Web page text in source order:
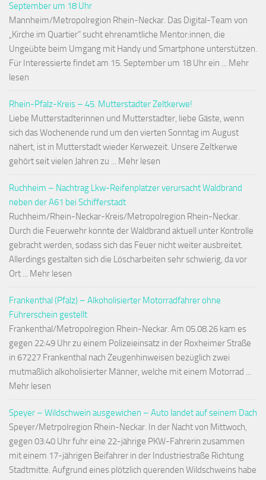
September um 18 Uhr
Mannheim/Metropolregion Rhein-Neckar. Das Digital-Team von
„Kirche im Quartier“ sucht ehrenamtliche Mentor:innen, die
Ungeübte beim Umgang mit Handy und Smartphone unterstützen.
Für Interessierte findet am 15. September um 18 Uhr ein ... Mehr
lesen
Rhein-Pfalz-Kreis – 45. Mutterstadter Zeltkerwe!
Liebe Mutterstadterinnen und Mutterstadter, liebe Gäste, wenn
sich das Wochenende rund um den vierten Sonntag im August
nähert, ist in Mutterstadt wieder Kerwezeit. Unsere Zeltkerwe
gehört seit vielen Jahren zu ... Mehr lesen
Ruchheim – Nachtrag Lkw-Reifenplatzer verursacht Waldbrand
neben der A61 bei Schifferstadt
Ruchheim/Rhein-Neckar-Kreis/Metropolregion Rhein-Neckar.
Durch die Feuerwehr konnte der Waldbrand aktuell unter Kontrolle
gebracht werden, sodass sich das Feuer nicht weiter ausbreitet.
Allerdings gestalten sich die Löscharbeiten sehr schwierig, da vor
Ort ... Mehr lesen
Frankenthal (Pfalz) – Alkoholisierter Motorradfahrer ohne
Führerschein gestellt
Frankenthal/Metropolregion Rhein-Neckar. Am 05.08.26 kam es
gegen 22:49 Uhr zu einem Polizeieinsatz in der Roxheimer Straße
in 67227 Frankenthal nach Zeugenhinweisen bezüglich zwei
mutmaßlich alkoholisierter Männer, welche mit einem Motorrad ...
Mehr lesen
Speyer – Wildschwein ausgewichen – Auto landet auf seinem Dach
Speyer/Metrpolregion Rhein-Neckar. In der Nacht von Mittwoch,
gegen 03:40 Uhr fuhr eine 22-jährige PKW-Fahrerin zusammen
mit einem 17-jährigen Beifahrer in der Industriestraße Richtung
Stadtmitte. Aufgrund eines plötzlich querenden Wildschweins habe